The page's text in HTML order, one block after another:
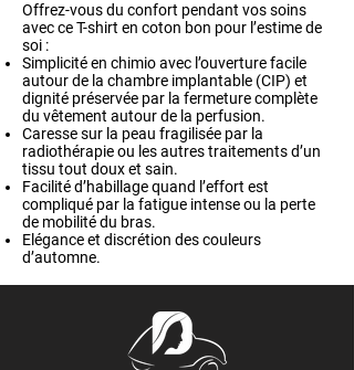
Offrez-vous du confort pendant vos soins
avec ce T-shirt en coton bon pour l’estime de
soi :
Simplicité en chimio avec l’ouverture facile
autour de la chambre implantable (CIP) et
dignité préservée par la fermeture complète
du vêtement autour de la perfusion.
Caresse sur la peau fragilisée par la
radiothérapie ou les autres traitements d’un
tissu tout doux et sain.
Facilité d’habillage quand l’effort est
compliqué par la fatigue intense ou la perte
de mobilité du bras.
Elégance et discrétion des couleurs
d’automne.